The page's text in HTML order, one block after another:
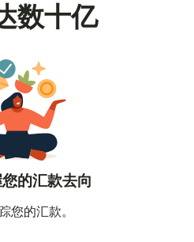
数十亿
的汇款去向
您的汇款。